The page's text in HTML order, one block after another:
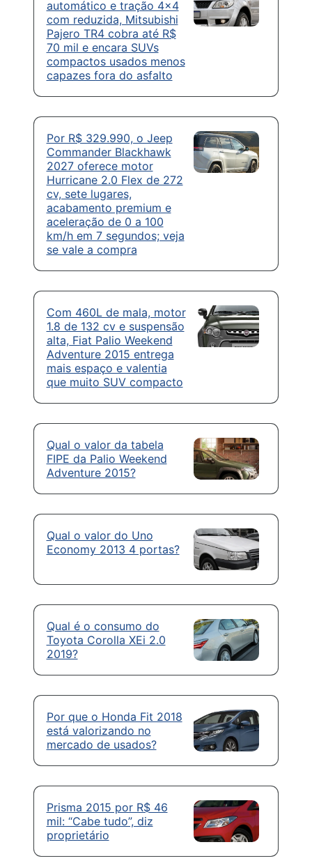
automático e tração 4×4
com reduzida, Mitsubishi
Pajero TR4 cobra até R$
70 mil e encara SUVs
compactos usados menos
capazes fora do asfalto
Por R$ 329.990, o Jeep
Commander Blackhawk
2027 oferece motor
Hurricane 2.0 Flex de 272
cv, sete lugares,
acabamento premium e
aceleração de 0 a 100
km/h em 7 segundos; veja
se vale a compra
Com 460L de mala, motor
1.8 de 132 cv e suspensão
alta, Fiat Palio Weekend
Adventure 2015 entrega
mais espaço e valentia
que muito SUV compacto
Qual o valor da tabela
FIPE da Palio Weekend
Adventure 2015?
Qual o valor do Uno
Economy 2013 4 portas?
Qual é o consumo do
Toyota Corolla XEi 2.0
2019?
Por que o Honda Fit 2018
está valorizando no
mercado de usados?
Prisma 2015 por R$ 46
mil: “Cabe tudo”, diz
proprietário